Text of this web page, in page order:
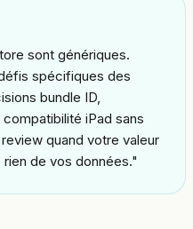
sont génériques.
spécifiques des
bundle ID,
iPad sans
quand votre valeur
de vos données."